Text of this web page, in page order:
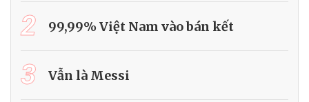
2 99,99% Việt Nam vào bán kết
3 Vẫn là Messi